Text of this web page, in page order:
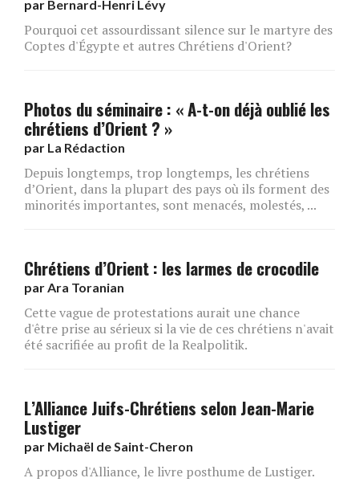
par Bernard-Henri Lévy
Pourquoi cet assourdissant silence sur le martyre des
Coptes d'Égypte et autres Chrétiens d'Orient?
Photos du séminaire : « A-t-on déjà oublié les
chrétiens d’Orient ? »
par La Rédaction
Depuis longtemps, trop longtemps, les chrétiens
d’Orient, dans la plupart des pays où ils forment des
minorités importantes, sont menacés, molestés, ...
Chrétiens d’Orient : les larmes de crocodile
parAra Toranian
Cette vague de protestations aurait une chance
d'être prise au sérieux si la vie de ces chrétiens n'avait
été sacrifiée au profit de la Realpolitik.
L’Alliance Juifs-Chrétiens selon Jean-Marie
Lustiger
par Michaël de Saint-Cheron
A propos d'Alliance, le livre posthume de Lustiger.